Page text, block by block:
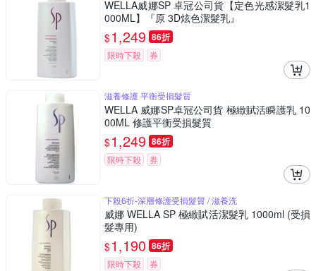
WELLA威娜SP 卓冠公司貨【定色光感潔髮乳1
000ML】『原 3D炫色潔髮乳』
$1,249 86折
限時下殺 券
滋養修護 平衡受損髮質
WELLA 威娜SP卓冠公司貨 極緻賦活瞬護乳 10
00ML 修護平衡受損髮質
$1,249 86折
限時下殺 券
下殺6折-深層修護受損髮質 / 滋養洗
威娜 WELLA SP 極緻賦活潔髮乳 1000ml (受損
髮專用)
$1,190 86折
限時下殺 券